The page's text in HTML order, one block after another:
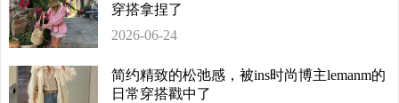
穿搭拿捏了
2026-06-24
简约精致的松弛感，被ins时尚博主lemanm的
日常穿搭戳中了